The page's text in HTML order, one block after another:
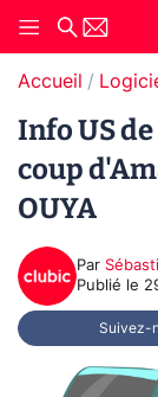
Accueil
Info US
coup
OUYA
Par
Publié le
Suivez-